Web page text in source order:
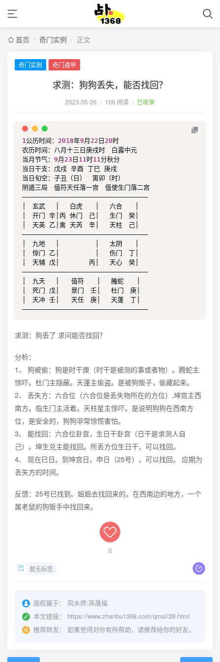
首页 / 奇门实例 / 正文
奇门实例 奇门遁甲
求测：狗狗丢失，能否找回？
2023-05-26 / 106 阅读 / 已收录
1公历时间： 2018年9月 22 日 20时
农历时间：八月十三日庚戌时　白露中元
当月节气： 9月 23 日 11时11分秋分
当日干支：戊戌 辛酉 丁巳 庚戌
当日旬空：子丑（日）　寅卯（时）
阴遁三局　值符天任落一宫　值使生门落二宫
————————————————————————————————
│　玄武 　│　 白虎　　│　 六合　　│
│　开门 辛│丙 休门　己│　 生门　癸│
│　天英 乙│禽 天芮　辛│　 天柱　己│
————————————————————————————————
│　九地 　│　　　 　　│　 太阴　　│
│　惊门 乙│　　　 　　│　 伤门　丁│
│　天辅 戊│　　　 　丙│　 天心　癸│
————————————————————————————————
│　九天 　│   值符　　│　 螣蛇　　│
│　死门 戊│   景门　壬│　 杜门　庚│
│　天冲 壬│   天任　庚│　 天蓬　丁│
求测：狗丢了 求问能否找回？
分析：
1、 狗被偷：狗是时干庚（时干是被测的事或者物）。腾蛇主
惊吓。杜门主隐蔽。天蓬主偷盗。是被狗贩子，偷藏起来。
2、 丢失方：六合位（六合位是丢失物所在的方位）,坤宫主西
南方。临生门主活着。天柱星主惊吓。是说明狗狗在西南方
位，是安全的，狗狗非常惊慌害怕。
3、 能找回：六合位卦宫，生日干卦宫（日干是求测人自
己）。坤生兑主能找回。所丢方位生日干，可以找回。
4、 现在巳日。到坤宫日，申日（25号），可以找回。 应期为
丢失方的时间。
反馈：25号已找到。姐姐去找回来的。在西南边的地方，一个
属老鼠的狗贩手中找回来。
0
暂无标签
版权属于：
风水师:孫晟福
本文链接：
https://www.zhanbu1368.com/qmsl/28.html
推荐转发：
如果觉得对你有所帮助，请推荐给你的好友。